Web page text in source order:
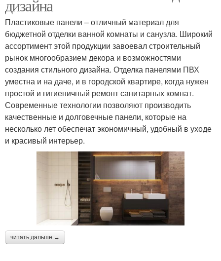
дизайна
Пластиковые панели – отличный материал для
бюджетной отделки ванной комнаты и санузла. Широкий
ассортимент этой продукции завоевал строительный
рынок многообразием декора и возможностями
создания стильного дизайна. Отделка панелями ПВХ
уместна и на даче, и в городской квартире, когда нужен
простой и гигиеничный ремонт санитарных комнат.
Современные технологии позволяют производить
качественные и долговечные панели, которые на
несколько лет обеспечат экономичный, удобный в уходе
и красивый интерьер.
читать дальше →